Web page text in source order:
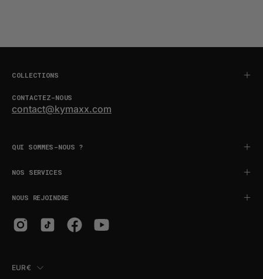
COLLECTIONS
CONTACTEZ-NOUS
contact@kymaxx.com
QUI SOMMES-NOUS ?
NOS SERVICES
NOUS REJOINDRE
PAYS
EUR€